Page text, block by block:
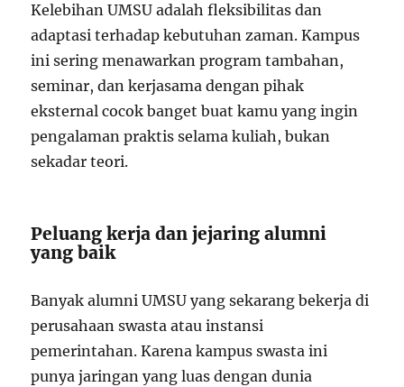
Kelebihan UMSU adalah fleksibilitas dan
adaptasi terhadap kebutuhan zaman. Kampus
ini sering menawarkan program tambahan,
seminar, dan kerjasama dengan pihak
eksternal cocok banget buat kamu yang ingin
pengalaman praktis selama kuliah, bukan
sekadar teori.
Peluang kerja dan jejaring alumni
yang baik
Banyak alumni UMSU yang sekarang bekerja di
perusahaan swasta atau instansi
pemerintahan. Karena kampus swasta ini
punya jaringan yang luas dengan dunia